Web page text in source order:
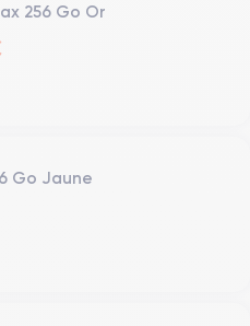
256 Go Or
Go Jaune